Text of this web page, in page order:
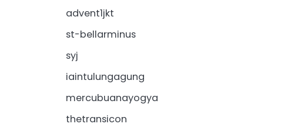
advent1jkt
st-bellarminus
syj
iaintulungagung
mercubuanayogya
thetransicon